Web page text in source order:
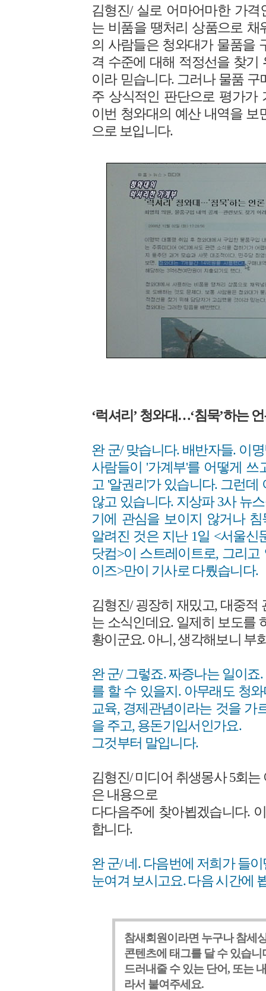
김형진/ 실로 어마어마한 가격
는 비품을 땡처리 상품으로 채
의 사람들은 청와대가 물품을
격 수준에 대해 적정선을 찾기
이라 믿습니다. 그러나 물품
주 상식적인 판단으로 평가가
이번 청와대의 예산 내역을 보
으로 보입니다.
‘럭셔리’ 청와대…‘침묵’하는
완 군/ 맞습니다. 배반자들. 이
사람들이 '가계부'를 어떻게 쓰
고 '알권리'가 있습니다. 그런데
않고 있습니다. 지상파 3사 뉴
기에 관심을 보이지 않거나
알려진 것은 지난 1일 <서울신
닷컴>이 스트레이트로, 그리
이즈>만이 기사로 다뤘습니다.
김형진/ 굉장히 재밌고, 대중적
는 소식인데요. 일제히 보도를
황이군요. 아니, 생각해보니 부
완 군/ 그렇죠. 짜증나는 일이
를 할 수 있을지. 아무래도 청
교육, 경제관념이라는 것을 가
을 주고, 용돈기입서인가요.
그것부터 말입니다.
김형진/ 미디어 취생몽사 5회
은 내용으로
다다음주에 찾아뵙겠습니다.
합니다.
완 군/ 네. 다음번에 저희가 들
눈여겨 보시고요. 다음 시간에
참새회원이라면 누구나 참세
콘텐츠에 태그를 달 수 있습
드러내줄 수 있는 단어, 또는
라서 붙여주세요.